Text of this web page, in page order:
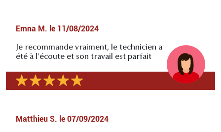
Emna M. le 11/08/2024
Je recommande vraiment, le technicien a
été à l'écoute et son travail est parfait
Matthieu S. le 07/09/2024